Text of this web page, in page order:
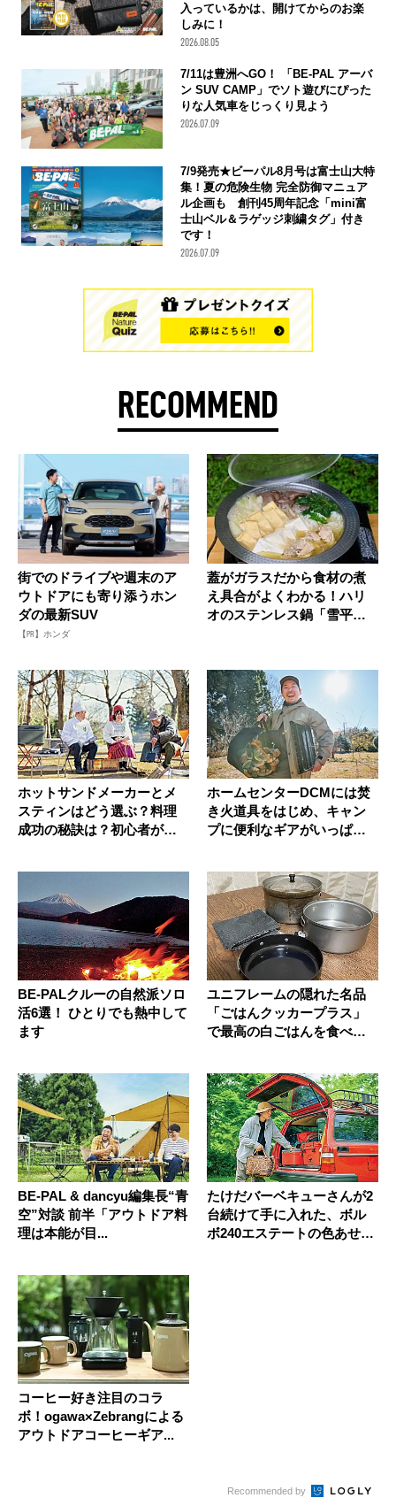
入っているかは、開けてからのお楽
しみに！
2026.08.05
7/11は豊洲へGO！ 「BE-PAL アーバ
ン SUV CAMP」でソト遊びにぴった
りな人気車をじっくり見よう
2026.07.09
7/9発売★ビーパル8月号は富士山大特
集！夏の危険生物 完全防御マニュア
ル企画も 創刊45周年記念「mini富
士山ベル＆ラゲッジ刺繍タグ」付き
です！
2026.07.09
RECOMMEND
街でのドライブや週末のア
ウトドアにも寄り添うホン
ダの最新SUV
【PR】ホンダ
蓋がガラスだから食材の煮
え具合がよくわかる！ハリ
オのステンレス鍋「雪平」
ホットサンドメーカーとメ
スティンはどう選ぶ？料理
成功の秘訣は？初心者が聞
ホームセンターDCMには焚
き火道具をはじめ、キャン
プに便利なギアがいっぱ
BE-PALクルーの自然派ソロ
活6選！ ひとりでも熱中して
ます
ユニフレームの隠れた名品
「ごはんクッカープラス」
で最高の白ごはんを食べよ
BE-PAL & dancyu編集長“青
空”対談 前半「アウトドア料
理は本能が目...
たけだバーベキューさんが2
台続けて手に入れた、ボル
ボ240エステートの色あせぬ
コーヒー好き注目のコラ
ボ！ogawa×Zebrangによる
アウトドアコーヒーギア...
Recommended by